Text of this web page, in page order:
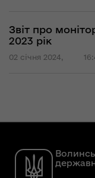
Звіт про
2023 рік
02 січня 2024,